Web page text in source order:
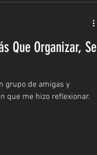
Que Organizar, Se
grupo de amigas y
que me hizo reflexionar.